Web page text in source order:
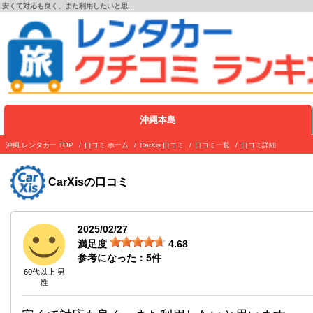
安くて対応も良く、また利用したいと思...
沖縄本島
沖縄 レンタカー TOP 口コミ ホーム CarXis 口コミ 口コミ一覧 口コミ詳細
CarXisの口コミ
60代以上 男
性
2025/02/27
満足度
4.68
参考になった： 5件